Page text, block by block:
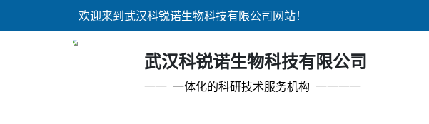
欢迎来到武汉科锐诺生物科技有限公司网站！
武汉科锐诺生物科技有限公司
一一 一体化的科研技术服务机构 一一一一